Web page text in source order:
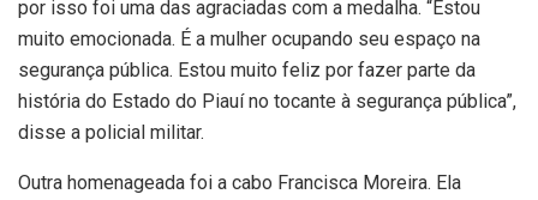
por isso foi uma das agraciadas com a medalha. “Estou
muito emocionada. É a mulher ocupando seu espaço na
segurança pública. Estou muito feliz por fazer parte da
história do Estado do Piauí no tocante à segurança pública”,
disse a policial militar.
Outra homenageada foi a cabo Francisca Moreira. Ela